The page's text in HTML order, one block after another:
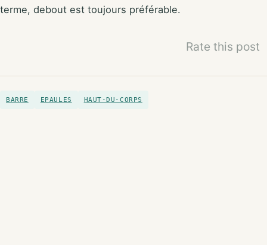
terme, debout est toujours préférable.
Rate this post
BARRE EPAULES HAUT-DU-CORPS